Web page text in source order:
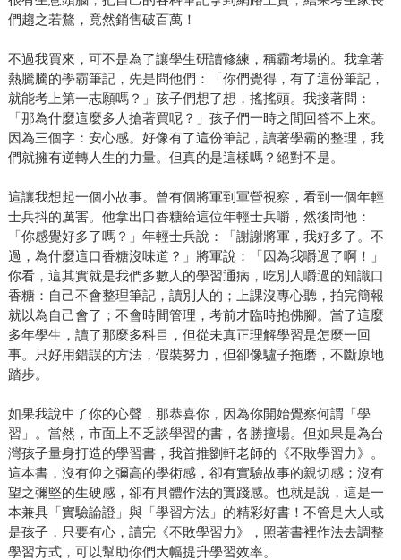
們趨之若鶩，竟然銷售破百萬！
不過我買來，可不是為了讓學生研讀修練，稱霸考場的。我拿著
熱騰騰的學霸筆記，先是問他們：「你們覺得，有了這份筆記，
就能考上第一志願嗎？」孩子們想了想，搖搖頭。我接著問：
「那為什麼這麼多人搶著買呢？」孩子們一時之間回答不上來。
因為三個字：安心感。好像有了這份筆記，讀著學霸的整理，我
們就擁有逆轉人生的力量。但真的是這樣嗎？絕對不是。
這讓我想起一個小故事。曾有個將軍到軍營視察，看到一個年輕
士兵抖的厲害。他拿出口香糖給這位年輕士兵嚼，然後問他：
「你感覺好多了嗎？」年輕士兵說：「謝謝將軍，我好多了。不
過，為什麼這口香糖沒味道？」將軍說：「因為我嚼過了啊！」
你看，這其實就是我們多數人的學習通病，吃別人嚼過的知識口
香糖：自己不會整理筆記，讀別人的；上課沒專心聽，拍完簡報
就以為自己會了；不會時間管理，考前才臨時抱佛腳。當了這麼
多年學生，讀了那麼多科目，但從未真正理解學習是怎麼一回
事。只好用錯誤的方法，假裝努力，但卻像驢子拖磨，不斷原地
踏步。
如果我說中了你的心聲，那恭喜你，因為你開始覺察何謂「學
習」。當然，市面上不乏談學習的書，各勝擅場。但如果是為台
灣孩子量身打造的學習書，我首推劉軒老師的《不敗學習力》。
這本書，沒有仰之彌高的學術感，卻有實驗故事的親切感；沒有
望之彌堅的生硬感，卻有具體作法的實踐感。也就是說，這是一
本兼具「實驗論證」與「學習方法」的精彩好書！不管是大人或
是孩子，只要有心，讀完《不敗學習力》，照著書裡作法去調整
學習方式，可以幫助你們大幅提升學習效率。